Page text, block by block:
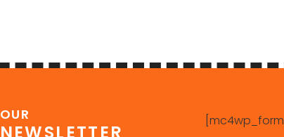
OUR
NEWSLETTER [mc4wp_form